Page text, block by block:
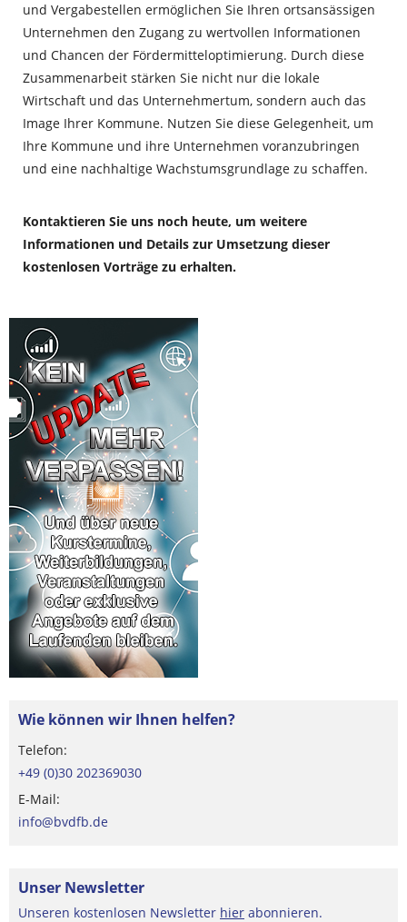
und Vergabestellen ermöglichen Sie Ihren ortsansässigen
Unternehmen den Zugang zu wertvollen Informationen
und Chancen der Fördermitteloptimierung. Durch diese
Zusammenarbeit stärken Sie nicht nur die lokale
Wirtschaft und das Unternehmertum, sondern auch das
Image Ihrer Kommune. Nutzen Sie diese Gelegenheit, um
Ihre Kommune und ihre Unternehmen voranzubringen
und eine nachhaltige Wachstumsgrundlage zu schaffen.
Kontaktieren Sie uns noch heute, um weitere
Informationen und Details zur Umsetzung dieser
kostenlosen Vorträge zu erhalten.
Wie können wir Ihnen helfen?
Telefon:
+49 (0)30 202369030
E-Mail:
info@bvdfb.de
Unser Newsletter
Unseren kostenlosen Newsletter hier abonnieren.